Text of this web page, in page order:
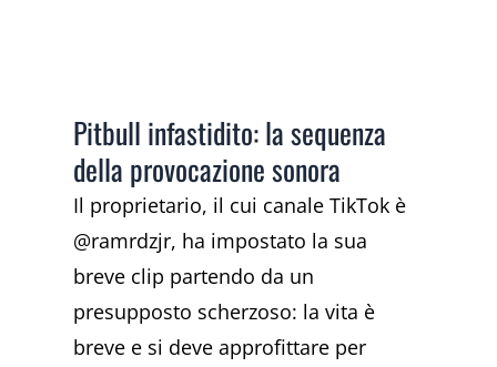
Pitbull infastidito: la sequenza
della provocazione sonora
Il proprietario, il cui canale TikTok è
@ramrdzjr, ha impostato la sua
breve clip partendo da un
presupposto scherzoso: la vita è
breve e si deve approfittare per